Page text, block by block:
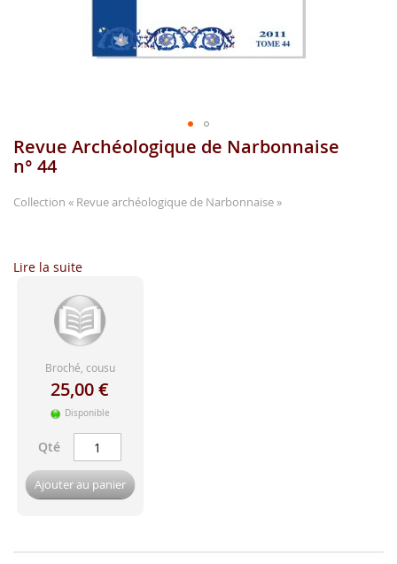
Aller
au
de
Revue Archéologique de Narbonnaise
n° 44
Collection « Revue archéologique de Narbonnaise »
Lire la suite
Broché, cousu
25,00 €
Disponible
Qté
Ajouter au panier